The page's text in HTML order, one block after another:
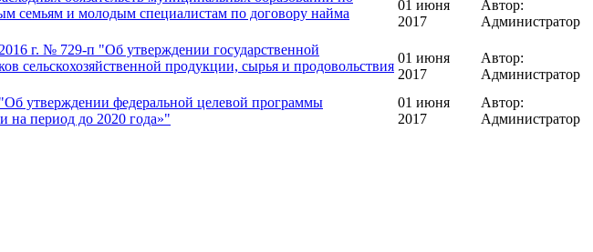
семьям и молодым специалистам по договору найма
01 июня
2017
Автор:
Администратор
г. № 729-п "Об утверждении государственной
сельскохозяйственной продукции, сырья и продовольствия
01 июня
2017
Автор:
Администратор
утверждении федеральной целевой программы
на период до 2020 года»"
01 июня
2017
Автор:
Администратор